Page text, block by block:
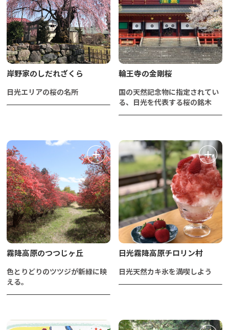
岸野家のしだれざくら
日光エリアの桜の名所
輪王寺の金剛桜
国の天然記念物に指定されてい
る、日光を代表する桜の銘木
霧降高原のつつじヶ丘
色とりどりのツツジが新緑に映
える。
日光霧降高原チロリン村
日光天然カキ氷を満喫しよう